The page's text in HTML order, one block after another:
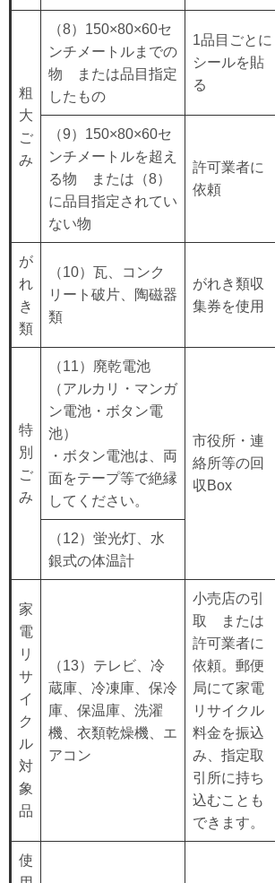
粗
大
ご
み
（8）150×80×60セ
ンチメートルまでの
物 または品目指定
したもの
1品目ごとに
シールを貼
る
（9）150×80×60セ
ンチメートルを超え
る物 または（8）
に品目指定されてい
ない物
許可業者に
依頼
が
れ
き
類
（10）瓦、コンク
リート破片、陶磁器
類
がれき類収
集券を使用
特
別
ご
み
（11）廃乾電池
（アルカリ・マンガ
ン電池・ボタン電
池）
・ボタン電池は、両
面をテープ等で絶縁
してください。
市役所・連
絡所等の回
収Box
（12）蛍光灯、水
銀式の体温計
家
電
リ
サ
イ
ク
ル
対
象
品
（13）テレビ、冷
蔵庫、冷凍庫、保冷
庫、保温庫、洗濯
機、衣類乾燥機、エ
アコン
小売店の引
取 または
許可業者に
依頼。郵便
局にて家電
リサイクル
料金を振込
み、指定取
引所に持ち
込むことも
できます。
使